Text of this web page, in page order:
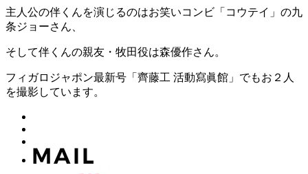
主人公の伴くんを演じるのはお笑いコンビ「コウテイ」の九
条ジョーさん、
そして伴くんの親友・牧田役は森優作さん。
フィガロジャポン最新号「齊藤工 活動寫眞館」でもお２人
を撮影しています。